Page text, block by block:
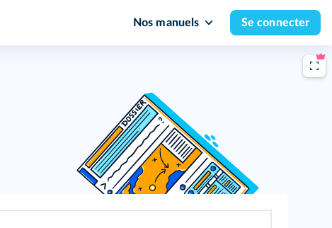
Nos manuels Se connecter